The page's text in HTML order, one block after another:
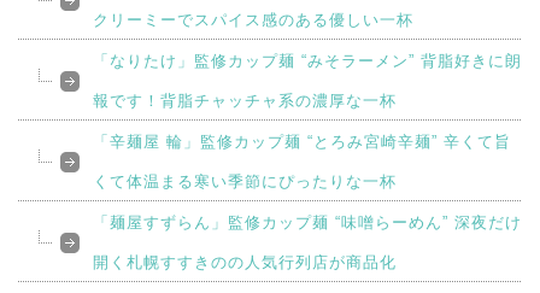
クリーミーでスパイス感のある優しい一杯
「なりたけ」監修カップ麺 “みそラーメン” 背脂好きに朗
報です！背脂チャッチャ系の濃厚な一杯
「辛麺屋 輪」監修カップ麺 “とろみ宮崎辛麺” 辛くて旨
くて体温まる寒い季節にぴったりな一杯
「麺屋すずらん」監修カップ麺 “味噌らーめん” 深夜だけ
開く札幌すすきのの人気行列店が商品化